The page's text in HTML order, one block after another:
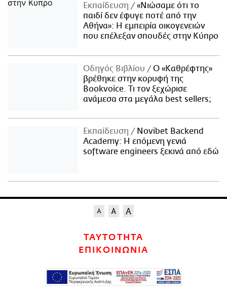
Εκπαίδευση
«Νιώσαμε ότι το
παιδί δεν έφυγε ποτέ από την
Αθήνα»: Η εμπειρία οικογενειών
που επέλεξαν σπουδές στην Κύπρο
Οδηγός Βιβλίου
Ο «Καθρέφτης»
βρέθηκε στην κορυφή της
Bookvoice. Τι τον ξεχώρισε
ανάμεσα στα μεγάλα best sellers;
Εκπαίδευση
Novibet Backend
Academy: Η επόμενη γενιά
software engineers ξεκινά από εδώ
ΤΑΥΤΟΤΗΤΑ
ΕΠΙΚΟΙΝΩΝΙΑ